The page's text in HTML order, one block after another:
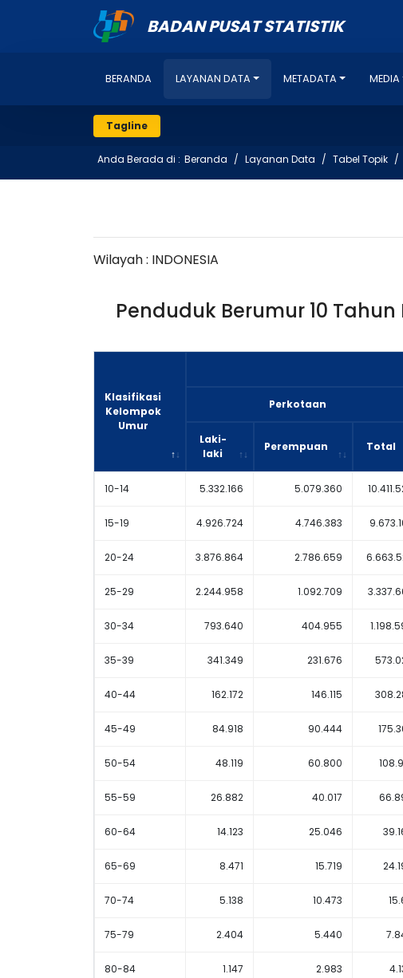
BADAN PUSAT STATISTIK
BERANDA LAYANAN DATA METADATA MEDIA
Tagline
Anda Berada di : Beranda Layanan Data Tabel Topik
Wilayah : INDONESIA
Penduduk Berumur 10
Klasifikasi
Kelompok
Umur
Perkotaan
Laki-
laki
Perempuan Total
10-14 5.332.166 5.079.360
15-19 4.926.724 4.746.383
20-24 3.876.864 2.786.659
25-29 2.244.958 1.092.709
30-34 793.640 404.955
35-39 341.349 231.676
40-44 162.172 146.115
45-49 84.918 90.444
50-54 48.119 60.800
55-59 26.882 40.017
60-64 14.123 25.046
65-69 8.471 15.719
70-74 5.138 10.473
75-79 2.404 5.440
80-84 1.147 2.983